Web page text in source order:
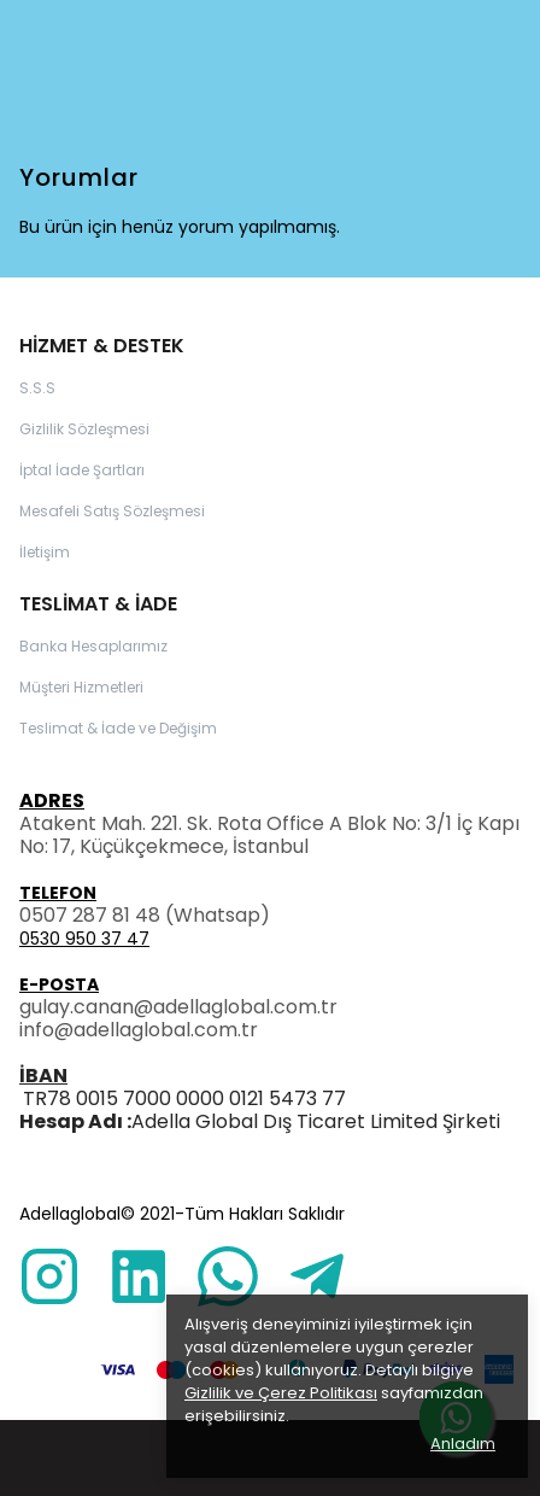
Alışveriş deneyiminizi iyileştirmek için
yasal düzenlemelere uygun çerezler
(cookies) kullanıyoruz. Detaylı bilgiye
Gizlilik ve Çerez Politikası sayfamızdan
erişebilirsiniz.
Anladım
Yorumlar
Bu ürün için henüz yorum yapılmamış.
HİZMET & DESTEK
S.S.S
Gizlilik Sözleşmesi
İptal İade Şartları
Mesafeli Satış Sözleşmesi
İletişim
TESLİMAT & İADE
Banka Hesaplarımız
Müşteri Hizmetleri
Teslimat & İade ve Değişim
ADRES
Atakent Mah. 221. Sk. Rota Office A Blok No: 3/1 İç Kapı
No: 17, Küçükçekmece, İstanbul
TELEFON
0507 287 81 48 (Whatsap)
0530 950 37 47
E-POSTA
gulay.canan@adellaglobal.com.tr
info@adellaglobal.com.tr
İBAN
TR78 0015 7000 0000 0121 5473 77
Hesap Adı :Adella Global Dış Ticaret Limited Şirketi
Adellaglobal© 2021-Tüm Hakları Saklıdır